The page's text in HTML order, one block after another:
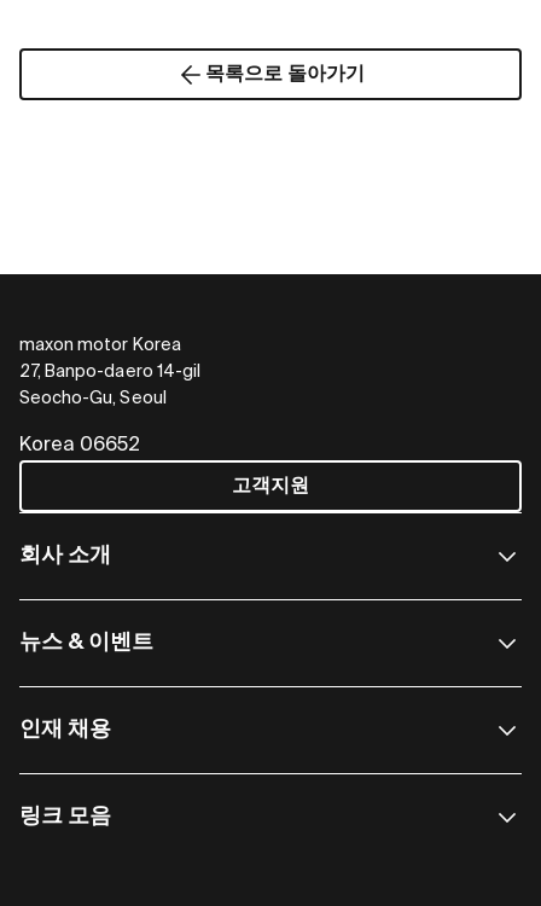
목록으로 돌아가기
maxon motor Korea
27, Banpo-daero 14-gil
Seocho-Gu, Seoul
Korea 06652
고객지원
회사 소개
뉴스 & 이벤트
인재 채용
링크 모음